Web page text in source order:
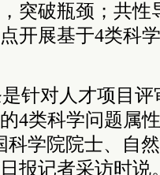
突破瓶颈；共性
开展基于4类科
针对人才项目
4类科学问题属
科学院院士、自
报记者采访时说